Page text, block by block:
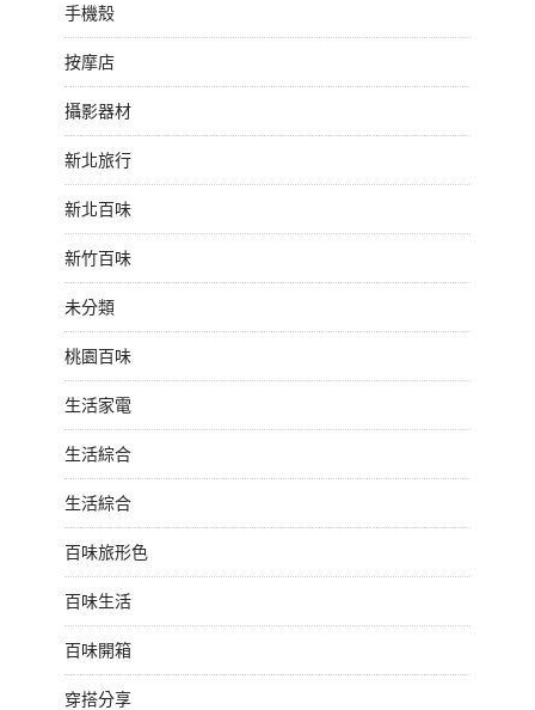
手機殼
按摩店
攝影器材
新北旅行
新北百味
新竹百味
未分類
桃園百味
生活家電
生活綜合
生活綜合
百味旅形色
百味生活
百味開箱
穿搭分享